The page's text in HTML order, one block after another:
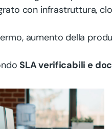
con infrastruttura,
aumento della
SLA verificabili e